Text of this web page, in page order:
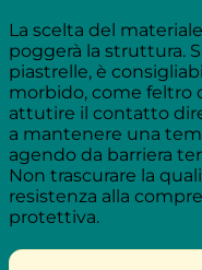
La scelta del
poggerà la struttura.
piastrelle, è
morbido, come feltro
attutire il contatto
a mantenere una
agendo da barriera
Non trascurare la
resistenza alla
protettiva.